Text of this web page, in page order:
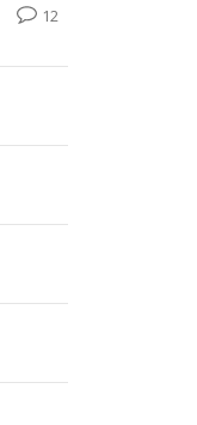
12